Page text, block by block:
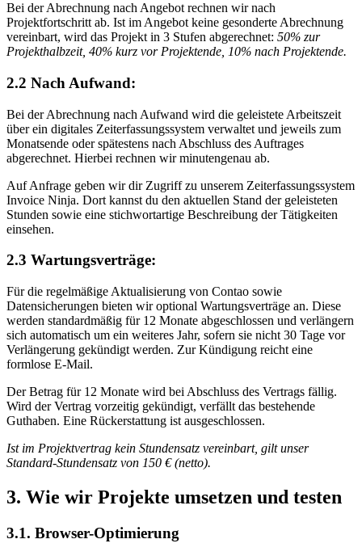
Bei der Abrechnung nach Angebot rechnen wir nach
Projektfortschritt ab. Ist im Angebot keine gesonderte Abrechnung
vereinbart, wird das Projekt in 3 Stufen abgerechnet: 50% zur
Projekthalbzeit, 40% kurz vor Projektende, 10% nach Projektende.
2.2 Nach Aufwand:
Bei der Abrechnung nach Aufwand wird die geleistete Arbeitszeit
über ein digitales Zeiterfassungssystem verwaltet und jeweils zum
Monatsende oder spätestens nach Abschluss des Auftrages
abgerechnet. Hierbei rechnen wir minutengenau ab.
Auf Anfrage geben wir dir Zugriff zu unserem Zeiterfassungssystem
Invoice Ninja. Dort kannst du den aktuellen Stand der geleisteten
Stunden sowie eine stichwortartige Beschreibung der Tätigkeiten
einsehen.
2.3 Wartungsverträge:
Für die regelmäßige Aktualisierung von Contao sowie
Datensicherungen bieten wir optional Wartungsverträge an. Diese
werden standardmäßig für 12 Monate abgeschlossen und verlängern
sich automatisch um ein weiteres Jahr, sofern sie nicht 30 Tage vor
Verlängerung gekündigt werden. Zur Kündigung reicht eine
formlose E-Mail.
Der Betrag für 12 Monate wird bei Abschluss des Vertrags fällig.
Wird der Vertrag vorzeitig gekündigt, verfällt das bestehende
Guthaben. Eine Rückerstattung ist ausgeschlossen.
Ist im Projektvertrag kein Stundensatz vereinbart, gilt unser
Standard-Stundensatz von 150 € (netto).
3. Wie wir Projekte umsetzen und testen
3.1. Browser-Optimierung